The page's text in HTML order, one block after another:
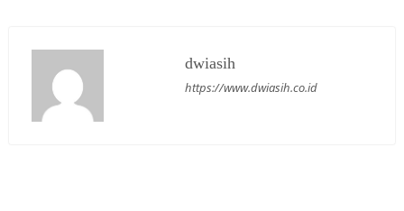
dwiasih
https://www.dwiasih.co.id